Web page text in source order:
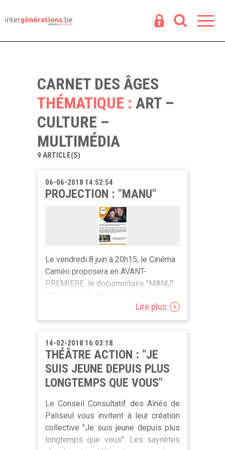
CARNET DES ÂGES
THÉMATIQUE : ART –
CULTURE –
MULTIMÉDIA
9 ARTICLE(S)
06-06-2018 14:52:54
PROJECTION : "MANU"
Le vendredi 8 juin à 20h15, le Cinéma
Caméo proposera en AVANT-
PREMIERE le documentaire "MANU"
projection aura lieu à la Rue des
carmes 49, à 5000 Namur (Les
Manu Bonmariage, qui n’a eu de cesse
de déshabiller la société, se retrouve
aujourd’hui, à 75 ans, lui-même nu,
fille, Emmanuelle, qui a choisi de
tourner la caméra vers lui. Elle le suit,
cherche à saisir son identité profonde
(celle de l’homme, mêlée à celle du
Lire plus
14-02-2018 16:03:18
THÉÂTRE ACTION : "JE
SUIS JEUNE DEPUIS PLUS
LONGTEMPS QUE VOUS"
Le Conseil Consultatif des Aînés de
Paliseul vous invitent à leur création
collective "Je suis jeune depuis plus
longtemps que vous". Les saynètes